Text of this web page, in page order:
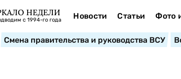
НЕДЕЛИ
с 1994-го года Новости Статьи Фото
Смена правительства и руководства ВСУ